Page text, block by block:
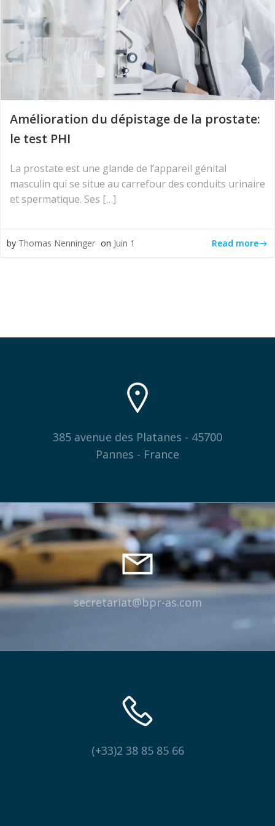
Amélioration du dépistage de la prostate:
le test PHI
La prostate est une glande de l’appareil génital
masculin qui se situe au carrefour des conduits urinaire
et spermatique. Ses […]
by Thomas Nenninger on Juin 1 Read more
385 avenue des Platanes - 45700
Pannes - France
secretariat@bpr-as.com
(+33)2 38 85 85 66